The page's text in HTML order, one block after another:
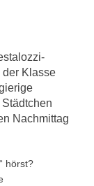
der Klasse
Nachmittag
hörst?